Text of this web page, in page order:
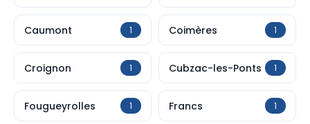
Caumont 1 Coimères 1
Croignon 1 Cubzac-les-Ponts 1
Fougueyrolles 1 Francs 1